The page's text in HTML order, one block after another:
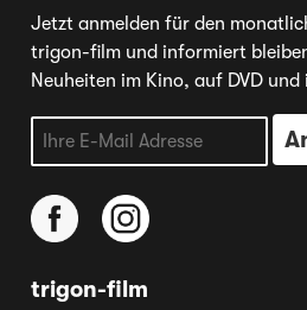
Jetzt anmelden für den
trigon-film und informiert
Neuheiten im Kino, auf DVD
trigon-film